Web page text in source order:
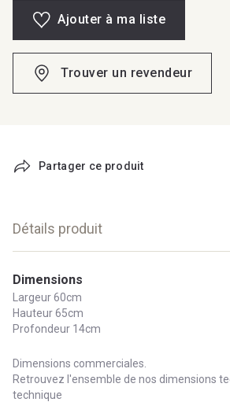
Ajouter à ma liste
Trouver un revendeur
Partager ce produit
Détails produit
Dimensions
Largeur 60cm
Hauteur 65cm
Profondeur 14cm
Dimensions commerciales.
Retrouvez l'ensemble de nos dimensions
technique